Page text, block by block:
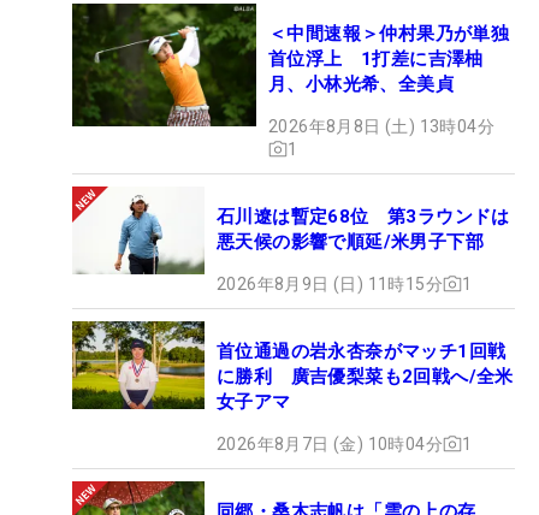
＜中間速報＞仲村果乃が単独
首位浮上 1打差に吉澤柚
月、小林光希、全美貞
2026年8月8日 (土) 13時04分
1
石川遼は暫定68位 第3ラウンドは
悪天候の影響で順延/米男子下部
2026年8月9日 (日) 11時15分 1
首位通過の岩永杏奈がマッチ1回戦
に勝利 廣吉優梨菜も2回戦へ/全米
女子アマ
2026年8月7日 (金) 10時04分 1